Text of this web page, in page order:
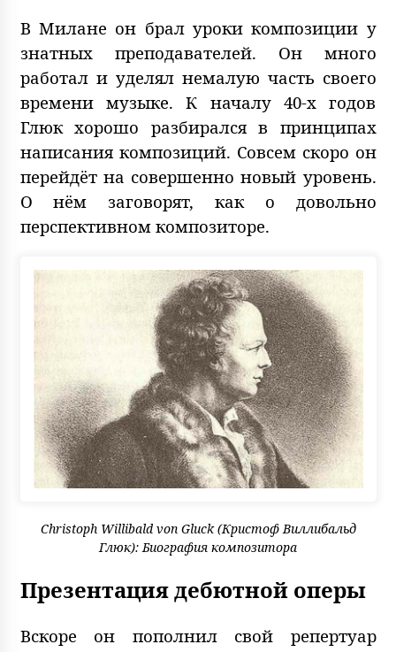
В Милане он брал уроки композиции у
знатных преподавателей. Он много
работал и уделял немалую часть своего
времени музыке. К началу 40-х годов
Глюк хорошо разбирался в принципах
написания композиций. Совсем скоро он
перейдёт на совершенно новый уровень.
О нём заговорят, как о довольно
перспективном композиторе.
Christoph Willibald von Gluck (Кристоф Виллибальд
Глюк): Биография композитора
Презентация дебютной оперы
Вскоре он пополнил свой репертуар